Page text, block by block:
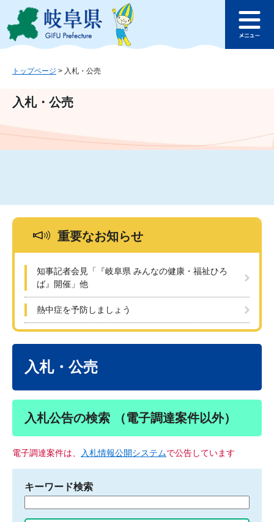
ジ
ュ
文
このページの本文へ
ュ
トップページ > 入札・公売
入札・公売
重要なお知らせ
知事記者会見「『岐阜県 みんなの健康・福祉ひろ
ば』開催」他
熱中症を予防しましょう
入札・公売
入札公告の検索 （電子調達案件以外）
電子調達案件は、 入札情報公開システムで公告しています
キーワード検索